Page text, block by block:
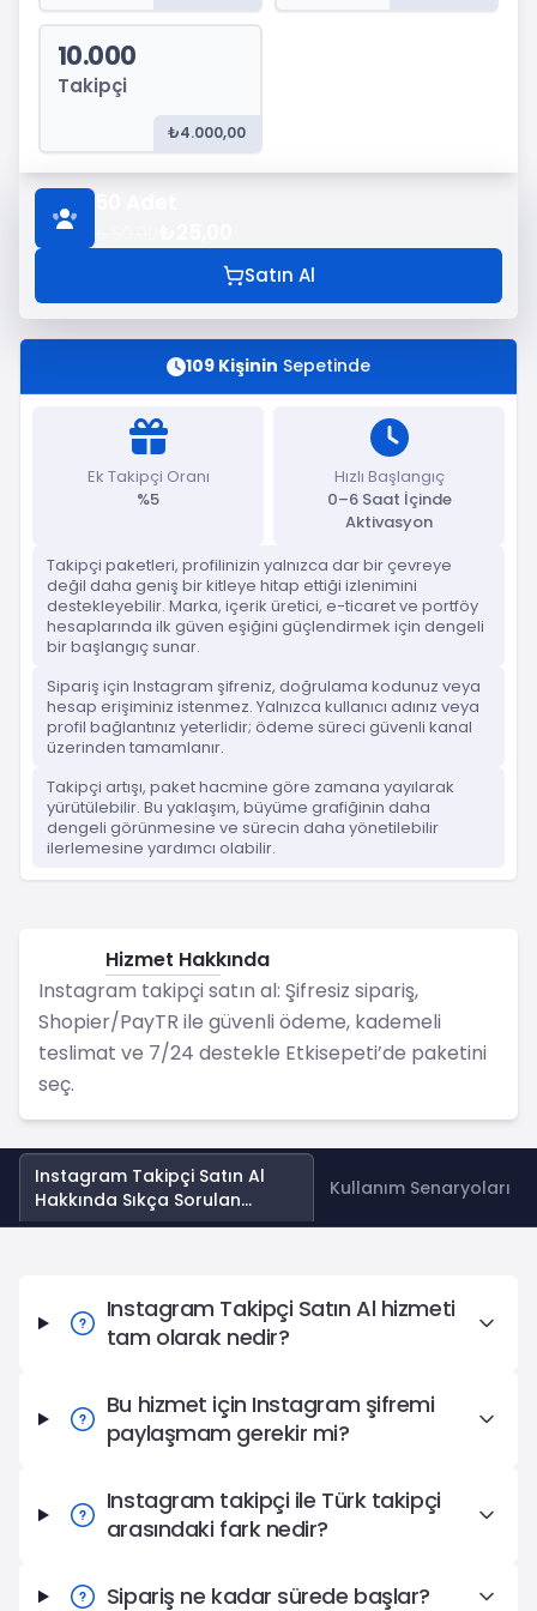
10.000
Takipçi
₺4.000,00
Satın Al
109 Kişinin Sepetinde
Ek Takipçi Oranı
%5
Hızlı Başlangıç
0–6 Saat İçinde
Aktivasyon
Takipçi paketleri, profilinizin yalnızca dar bir çevreye
değil daha geniş bir kitleye hitap ettiği izlenimini
destekleyebilir. Marka, içerik üretici, e-ticaret ve portföy
hesaplarında ilk güven eşiğini güçlendirmek için dengeli
bir başlangıç sunar.
Sipariş için Instagram şifreniz, doğrulama kodunuz veya
hesap erişiminiz istenmez. Yalnızca kullanıcı adınız veya
profil bağlantınız yeterlidir; ödeme süreci güvenli kanal
üzerinden tamamlanır.
Takipçi artışı, paket hacmine göre zamana yayılarak
yürütülebilir. Bu yaklaşım, büyüme grafiğinin daha
dengeli görünmesine ve sürecin daha yönetilebilir
ilerlemesine yardımcı olabilir.
Hizmet Hakkında
Instagram takipçi satın al: Şifresiz sipariş,
Shopier/PayTR ile güvenli ödeme, kademeli
teslimat ve 7/24 destekle Etkisepeti’de paketini
seç.
Instagram Takipçi Satın Al
Hakkında Sıkça Sorulan
Sorular
Kullanım Senaryoları
Instagram Takipçi Satın Al hizmeti
tam olarak nedir?
Bu hizmet için Instagram şifremi
paylaşmam gerekir mi?
Instagram takipçi ile Türk takipçi
arasındaki fark nedir?
Sipariş ne kadar sürede başlar?